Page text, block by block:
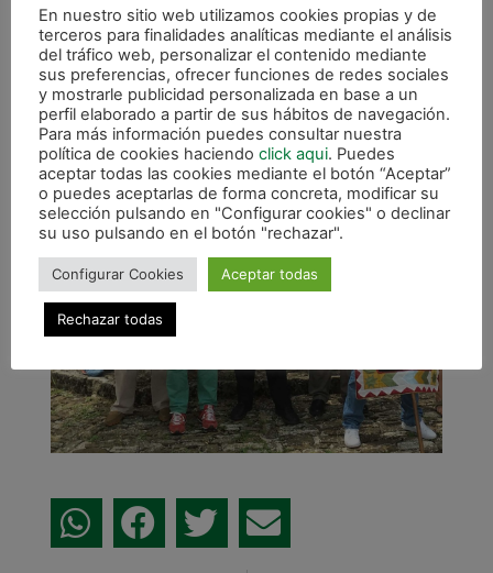
asistentes este preciado alimento regado con
vino.
En nuestro sitio web utilizamos cookies propias y de
terceros para finalidades analíticas mediante el análisis
del tráfico web, personalizar el contenido mediante
sus preferencias, ofrecer funciones de redes sociales
y mostrarle publicidad personalizada en base a un
perfil elaborado a partir de sus hábitos de navegación.
Para más información puedes consultar nuestra
política de cookies haciendo click aqui. Puedes
aceptar todas las cookies mediante el botón “Aceptar”
o puedes aceptarlas de forma concreta, modificar su
selección pulsando en "Configurar cookies" o declinar
su uso pulsando en el botón "rechazar".
Configurar Cookies Aceptar todas
Rechazar todas